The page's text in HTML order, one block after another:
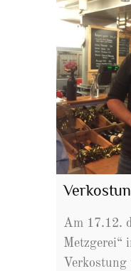
Am 17.12.
Metzgerei“